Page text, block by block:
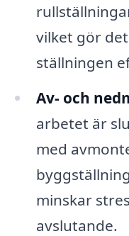
vilket gör
ställningen
Av- och
arbetet är
med
minskar
avslutande.